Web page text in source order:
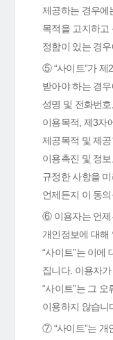
제공하는 경우에
목적을 고지하고
정함이 있는 경
⑤ “사이트”가 제
받아야 하는 경
성명 및 전화번
이용목적, 제3자
제공목적 및 제
이용촉진 및 정
규정한 사항을
언제든지 이 동
⑥ 이용자는 언제
개인정보에 대해
“사이트”는 이에
집니다. 이용자
“사이트”는 그
이용하지 않습니
⑦ “사이트”는 개